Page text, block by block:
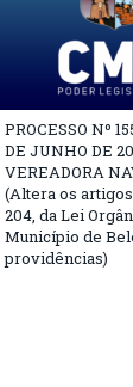
PROCESSO Nº
DE JUNHO DE
VEREADORA
(Altera os artigos
204, da Lei
Município de
providências)